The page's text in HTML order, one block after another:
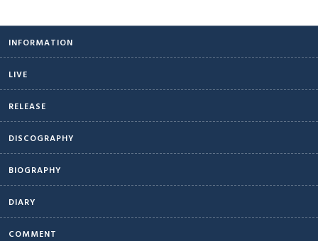
INFORMATION
LIVE
RELEASE
DISCOGRAPHY
BIOGRAPHY
DIARY
COMMENT